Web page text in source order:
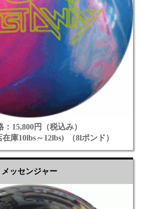
：15,800円（税込み）
庫10lbs～12lbs) （8lポンド）
メッセンジャー